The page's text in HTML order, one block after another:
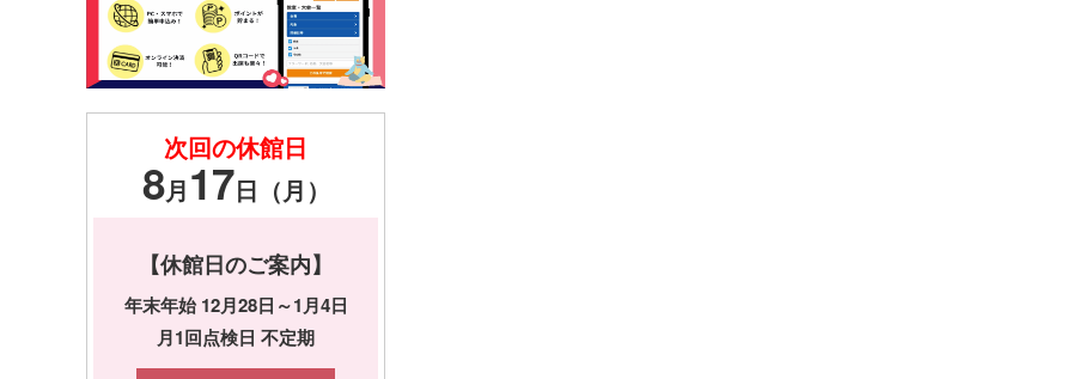
次回の休館日
8月17日（月）
【休館日のご案内】
年末年始 12月28日～1月4日
月1回点検日 不定期